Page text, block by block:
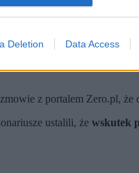
Deletion Data Access
zatrzymany przez
z portalem Zero.pl, że
ustalili, że wskutek